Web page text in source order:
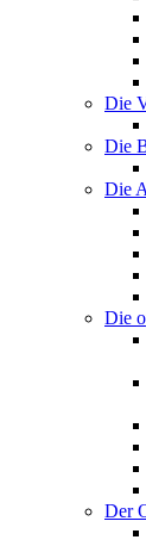
Die
Die
Die
Die
Der